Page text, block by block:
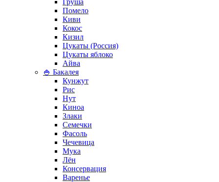
Груша
Помело
Киви
Кокос
Кизил
Цукаты (Россия)
Цукаты яблоко
Айва
🍚 Бакалея
Кунжут
Рис
Нут
Киноа
Злаки
Семечки
Фасоль
Чечевица
Мука
Лён
Консервация
Варенье